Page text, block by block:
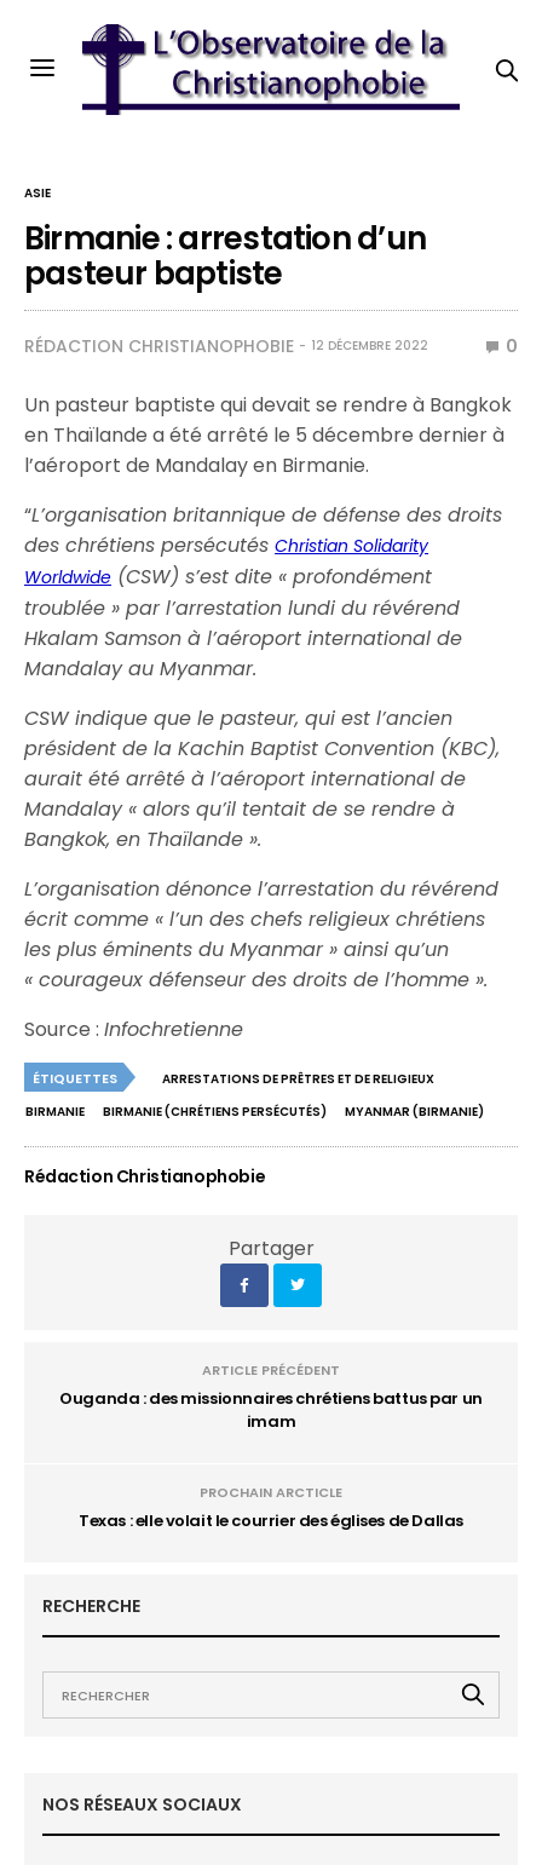
ASIE
Birmanie : arrestation d’un
pasteur baptiste
RÉDACTION CHRISTIANOPHOBIE 12 DÉCEMBRE 2022 0
Un pasteur baptiste qui devait se rendre à Bangkok
en Thaïlande a été arrêté le 5 décembre dernier à
l’aéroport de Mandalay en Birmanie.
“L’organisation britannique de défense des droits
des chrétiens persécutésChristian Solidarity
Worldwide (CSW) s’est dite « profondément
troublée » par l’arrestation lundi du révérend
Hkalam Samson à l’aéroport international de
Mandalay au Myanmar.
CSW indique que le pasteur, qui est l’ancien
président de la Kachin Baptist Convention (KBC),
aurait été arrêté à l’aéroport international de
Mandalay « alors qu’il tentait de se rendre à
Bangkok, en Thaïlande ».
L’organisation dénonce l’arrestation du révérend
écrit comme « l’un des chefs religieux chrétiens
les plus éminents du Myanmar » ainsi qu’un
« courageux défenseur des droits de l’homme ».
Source :Infochretienne
ÉTIQUETTES
ARRESTATIONS DE PRÊTRES ET DE RELIGIEUX
BIRMANIE
BIRMANIE (CHRÉTIENS PERSÉCUTÉS) MYANMAR (BIRMANIE)
Rédaction Christianophobie
Partager
ARTICLE PRÉCÉDENT
Ouganda : des missionnaires chrétiens battus par un
imam
PROCHAIN ARCTICLE
Texas : elle volait le courrier des églises de Dallas
RECHERCHE
NOS RÉSEAUX SOCIAUX